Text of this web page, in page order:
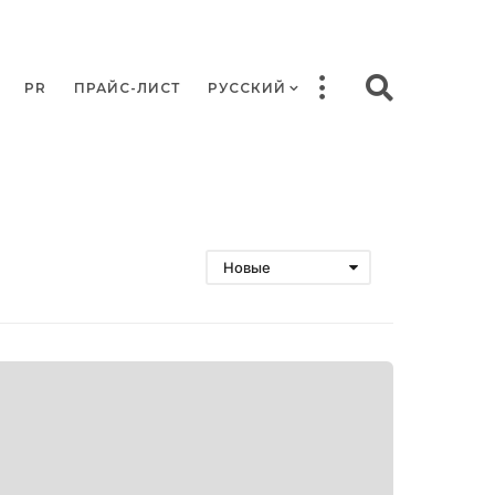
PR ПРАЙС-ЛИСТ РУССКИЙ
Новые